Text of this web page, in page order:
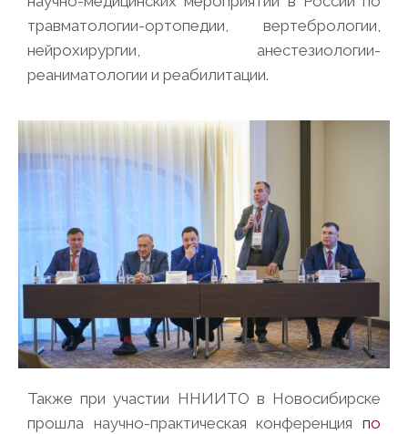
травматологии-ортопедии, вертебрологии,
нейрохирургии, анестезиологии-
реаниматологии и реабилитации.
Также при участии ННИИТО в Новосибирске
прошла научно-практическая конференция по